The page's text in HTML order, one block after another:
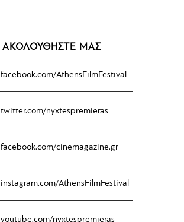
ΑΚΟΛΟΥΘΗΣΤΕ ΜΑΣ
facebook.com/AthensFilmFestival
twitter.com/nyxtespremieras
facebook.com/cinemagazine.gr
instagram.com/AthensFilmFestival
youtube.com/nyxtespremieras